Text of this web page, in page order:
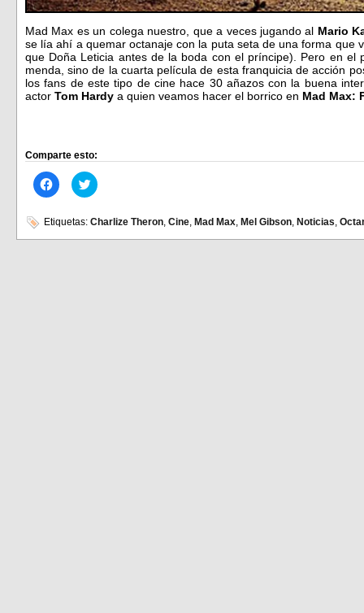
Mad Max es un colega nuestro, que a veces jugando al Mario
se lía ahí a quemar octanaje con la puta seta de una forma que
que Doña Leticia antes de la boda con el príncipe). Pero en el
menda, sino de la cuarta película de esta franquicia de acción
los fans de este tipo de cine hace 30 añazos con la buena
actor Tom Hardy a quien veamos hacer el borrico en Mad Max:
Comparte esto:
Haz
clic
en
Facebook
(Se
Haz
clic
en
(Se
Etiquetas: Charlize Theron, Cine, Mad Max, Mel Gibson, Noticias,